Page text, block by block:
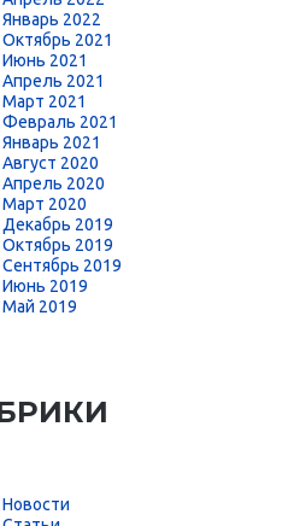
Январь 2022
Октябрь 2021
Июнь 2021
Апрель 2021
Март 2021
Февраль 2021
Январь 2021
Август 2020
Апрель 2020
Март 2020
Декабрь 2019
Октябрь 2019
Сентябрь 2019
Июнь 2019
Май 2019
Новости